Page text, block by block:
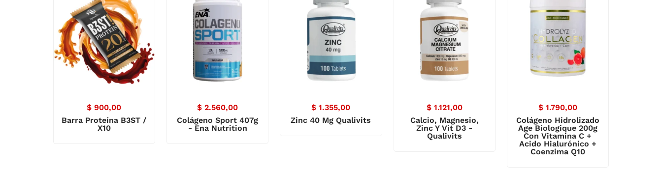
$ 900,00
Barra Proteína B3ST /
X10
$ 2.560,00
Colágeno Sport 407g
- Ena Nutrition
$ 1.355,00
Zinc 40 Mg Qualivits
$1.121,00
Calcio, Magnesio,
Zinc Y Vit D3 -
Qualivits
$1.790,00
Colágeno Hidrolizado
Age Biologique 200g
Con Vitamina C +
Acido Hialurónico +
Coenzima Q10